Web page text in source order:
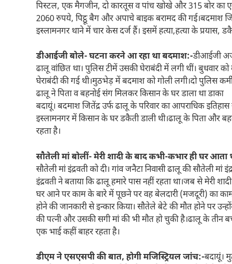
पिस्टल, एक मैगजीन, दो कारतूस व पांच खोखे और 315 बोर
2060 रुपये, पिट्ठू बैग और अपाचे बाइक बरामद की गई।बदमाश
इस्लामनगर थाने में चार केस दर्ज हैं। इसमें हत्या,हत्या के
डीआईजी बोले- घटना करने आ रहा था बदमाश:-डीआईजी
ढालू वांछित था। पुलिस टीमें उसकी घेराबंदी में लगी थीं।
घेराबंदी की गई थी।मुठभेड़ में बदमाश को गोली लगी।दो पुलिस
ढालू ने पिता व बहनोई संग मिलकर किसान के घर डाला था डाका
बदायूं। बदमाश जितेंद्र उर्फ ढालू के परिवार का आपराधिक
इस्लामनगर में किसान के घर डकैती डाली थी।ढालू के पिता और
रहता है।
सौतेली मां बोलीं- मेरी शादी के बाद कभी-कभार ही घर आता
सौतेली मां इंद्रवती को दी। गांव जनैटा निवासी ढालू की सौतेली
इंद्रवती ने बताया कि ढालू हमारे पास नहीं रहता था।जब से मेरी
घर आने पर काम के बारे में पूछने पर वह बेलदारी (मजदूरी) का
होने की जानकारी से इन्कार किया। सौतेले बेटे की मौत होने पर
की पत्नी और उसकी सगी मां की भी मौत हो चुकी है।ढालू के
एक भाई कहीं बाहर रहता है।
डीएम ने एसएसपी की बात, होगी मजिस्ट्रियल जांच:-बदायूं।